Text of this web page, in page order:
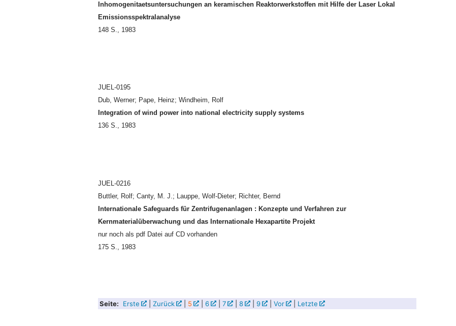
Inhomogenitaetsuntersuchungen an keramischen Reaktorwerkstoffen mit Hilfe der Laser Lokal
Emissionsspektralanalyse
148 S., 1983
JUEL-0195
Dub, Werner; Pape, Heinz; Windheim, Rolf
Integration of wind power into national electricity supply systems
136 S., 1983
JUEL-0216
Buttler, Rolf; Canty, M. J.; Lauppe, Wolf-Dieter; Richter, Bernd
Internationale Safeguards für Zentrifugenanlagen : Konzepte und Verfahren zur
Kernmaterialüberwachung und das Internationale Hexapartite Projekt
nur noch als pdf Datei auf CD vorhanden
175 S., 1983
Seite: Erste | Zurück | 5 | 6 | 7 | 8 | 9 | Vor | Letzte